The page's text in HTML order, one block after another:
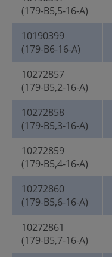
(179-B5,5-16-A)
10190399
(179-B6-16-A)
10272857
(179-B5,2-16-A)
10272858
(179-B5,3-16-A)
10272859
(179-B5,4-16-A)
10272860
(179-B5,6-16-A)
10272861
(179-B5,7-16-A)